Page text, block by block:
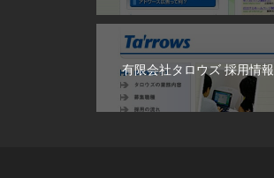
有限会社タロウズ 採用情報